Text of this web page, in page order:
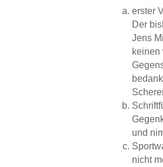
erster
Der
Jens
keinen
und
nicht